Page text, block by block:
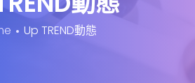
Up TREND動態